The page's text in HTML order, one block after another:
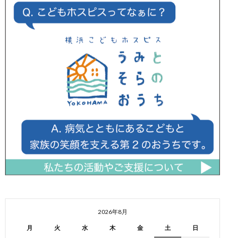
2026年8月
月 火 水 木 金 土 日